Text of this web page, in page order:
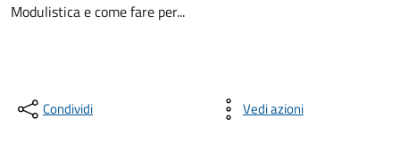
Modulistica e come fare per...
Condividi Vedi azioni